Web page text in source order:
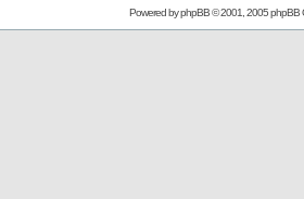
Powered byphpBB© 2001, 2005 phpBB